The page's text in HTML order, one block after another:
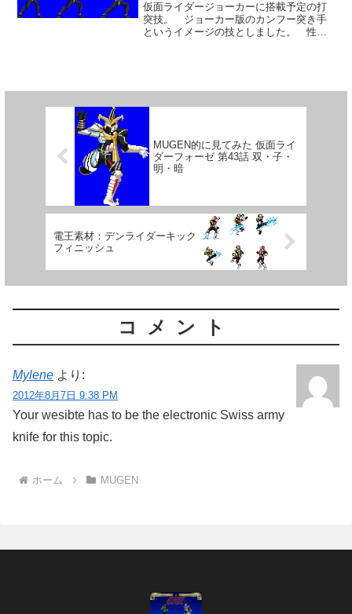
仮面ライダージョーカーに搭載予定の打
突技。 ジョーカー版のカンフー突き手
というイメージの技としました。 性能
MUGEN的に見てみた 仮面ライ
ダーフォーゼ 第43話 双・子・
明・暗
電王素材：デンライダーキック
フィニッシュ
コメント
Mylene より:
2012年8月7日 9:38 PM
Your wesibte has to be the electronic Swiss army
knife for this topic.
ホーム MUGEN